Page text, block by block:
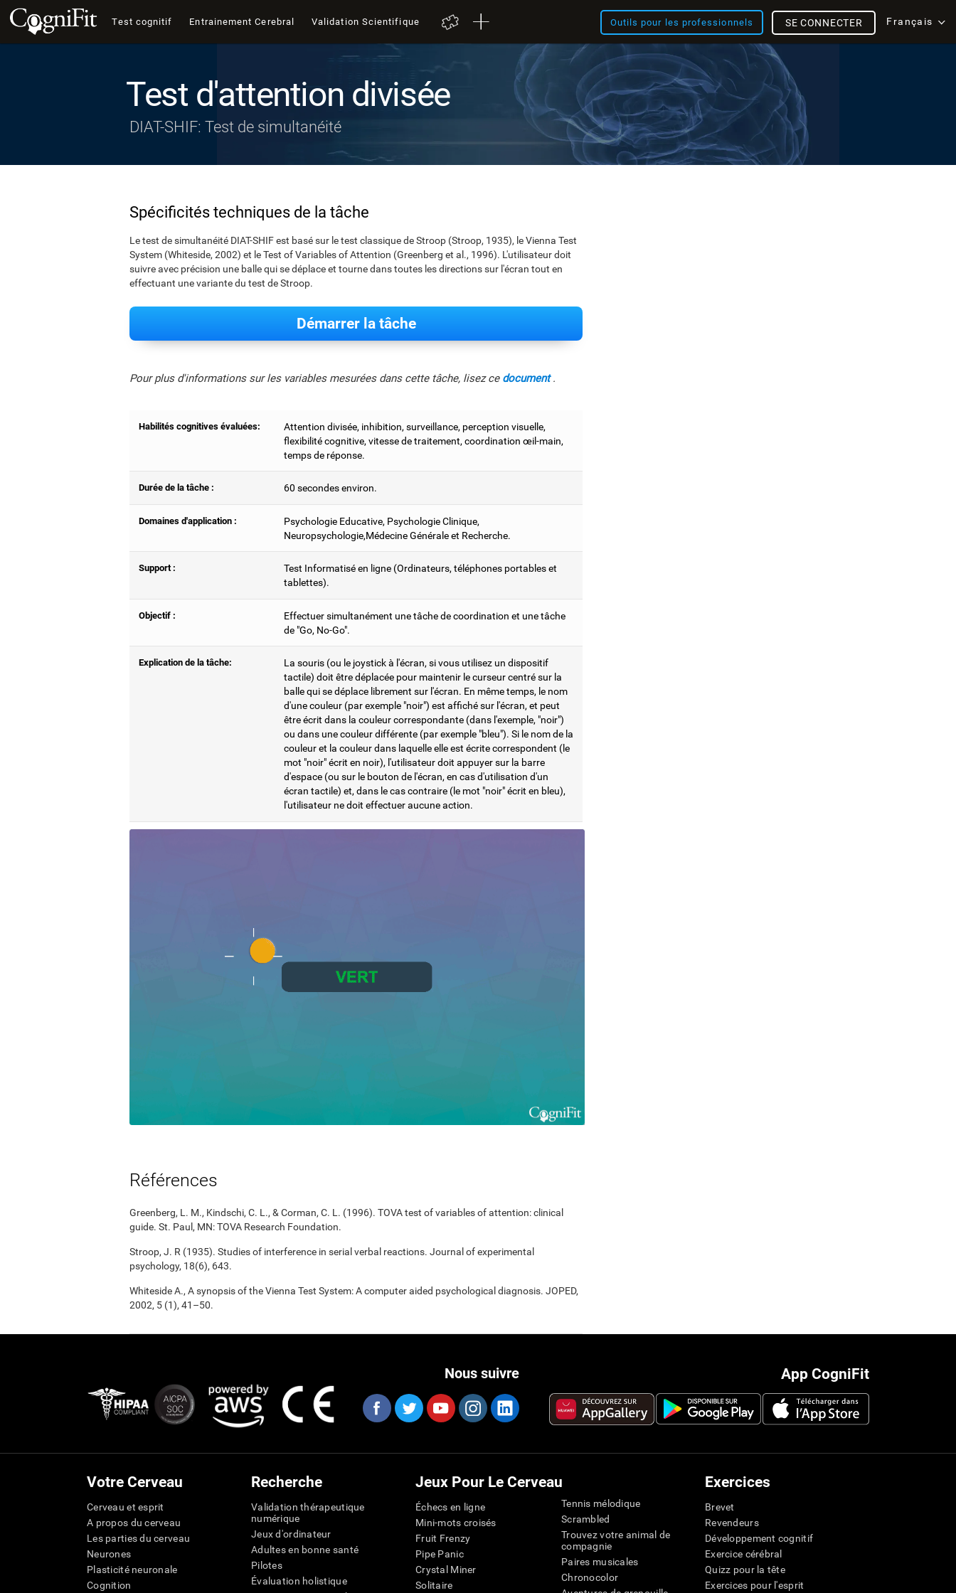
Test cognitif Entrainement Cerebral Validation Scientifique Outils pour les professionnels Français
SE CONNECTER
Test d'attention divisée
DIAT-SHIF: Test de simultanéité
Spécificités techniques de la tâche
Le test de simultanéité DIAT-SHIF est basé sur le test classique de Stroop (Stroop, 1935), le Vienna Test
System (Whiteside, 2002) et le Test of Variables of Attention (Greenberg et al., 1996). L'utilisateur doit
suivre avec précision une balle qui se déplace et tourne dans toutes les directions sur l'écran tout en
effectuant une variante du test de Stroop.
Démarrer la tâche
Pour plus d'informations sur les variables mesurées dans cette tâche, lisez ce document.
Habilités cognitives évaluées:
Attention divisée, inhibition, surveillance, perception visuelle,
flexibilité cognitive, vitesse de traitement, coordination œil-main,
temps de réponse.
Durée de la tâche : 60 secondes environ.
Domaines d'application :
Psychologie Educative, Psychologie Clinique,
Neuropsychologie,Médecine Générale et Recherche.
Support :
Test Informatisé en ligne (Ordinateurs, téléphones portables et
tablettes).
Objectif :
Effectuer simultanément une tâche de coordination et une tâche
de "Go, No-Go".
Explication de la tâche:
La souris (ou le joystick à l'écran, si vous utilisez un dispositif
tactile) doit être déplacée pour maintenir le curseur centré sur la
balle qui se déplace librement sur l'écran. En même temps, le nom
d'une couleur (par exemple "noir") est affiché sur l'écran, et peut
être écrit dans la couleur correspondante (dans l'exemple, "noir")
ou dans une couleur différente (par exemple "bleu"). Si le nom de la
couleur et la couleur dans laquelle elle est écrite correspondent (le
mot "noir" écrit en noir), l'utilisateur doit appuyer sur la barre
d'espace (ou sur le bouton de l'écran, en cas d'utilisation d'un
écran tactile) et, dans le cas contraire (le mot "noir" écrit en bleu),
l'utilisateur ne doit effectuer aucune action.
Références
Greenberg, L. M., Kindschi, C. L., & Corman, C. L. (1996). TOVA test of variables of attention: clinical
guide. St. Paul, MN: TOVA Research Foundation.
Stroop, J. R (1935). Studies of interference in serial verbal reactions. Journal of experimental
psychology, 18(6), 643.
Whiteside A., A synopsis of the Vienna Test System: A computer aided psychological diagnosis. JOPED,
2002, 5 (1), 41–50.
App CogniFit
Nous suivre
Votre Cerveau
Cerveau et esprit
A propos du cerveau
Les parties du cerveau
Neurones
Plasticité neuronale
Cognition
Recherche
Validation thérapeutique
numérique
Jeux d'ordinateur
Adultes en bonne santé
Pilotes
Évaluation holistique
Jeux Pour Le Cerveau
Échecs en ligne
Mini-mots croisés
Fruit Frenzy
Pipe Panic
Crystal Miner
Solitaire
Tennis mélodique
Scrambled
Trouvez votre animal de
compagnie
Paires musicales
Chronocolor
Exercices
Brevet
Revendeurs
Développement cognitif
Exercice cérébral
Quizz pour la tête
Exercices pour l'esprit